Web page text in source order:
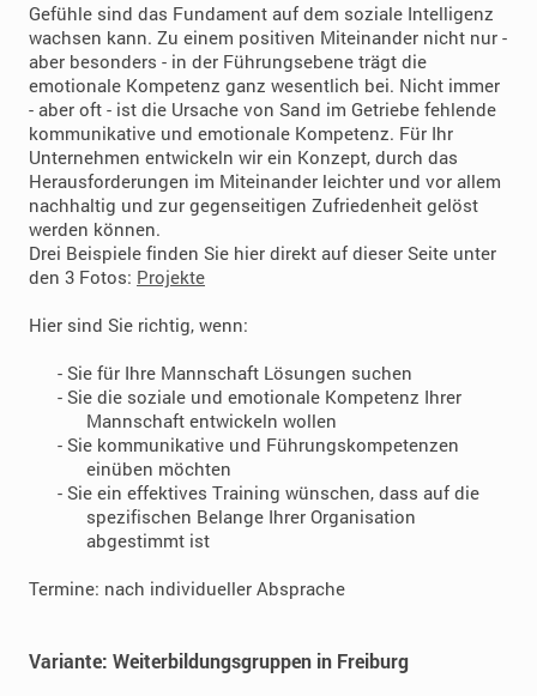
Gefühle sind das Fundament auf dem soziale Intelligenz
wachsen kann. Zu einem positiven Miteinander nicht nur -
aber besonders - in der Führungsebene trägt die
emotionale Kompetenz ganz wesentlich bei. Nicht immer
- aber oft - ist die Ursache von Sand im Getriebe fehlende
kommunikative und emotionale Kompetenz. Für Ihr
Unternehmen entwickeln wir ein Konzept, durch das
Herausforderungen im Miteinander leichter und vor allem
nachhaltig und zur gegenseitigen Zufriedenheit gelöst
werden können.
Drei Beispiele finden Sie hier direkt auf dieser Seite unter
den 3 Fotos: Projekte
Hier sind Sie richtig, wenn:
- Sie für Ihre Mannschaft Lösungen suchen
- Sie die soziale und emotionale Kompetenz Ihrer
Mannschaft entwickeln wollen
- Sie kommunikative und Führungskompetenzen
einüben möchten
- Sie ein effektives Training wünschen, dass auf die
spezifischen Belange Ihrer Organisation
abgestimmt ist
Termine: nach individueller Absprache
Variante: Weiterbildungsgruppen in Freiburg